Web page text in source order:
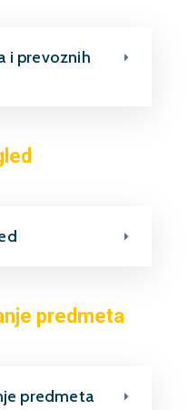
i prevoznih
predmeta
predmeta